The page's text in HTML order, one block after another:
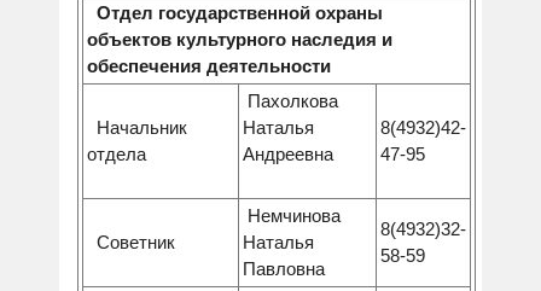
Отдел государственной охраны
объектов культурного наследия и
обеспечения деятельности
Начальник
отдела
Пахолкова
Наталья
Андреевна
8(4932)42-
47-95
Советник
Немчинова
Наталья
Павловна
8(4932)32-
58-59